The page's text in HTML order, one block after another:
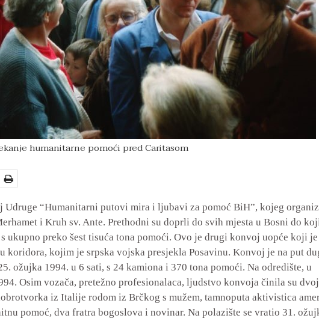
humanitarne pomoći pred Caritasom
“Humanitarni putovi mira i ljubavi za pomoć BiH”, kojeg
i Kruh sv. Ante. Prethodni su doprli do svih mjesta u Bosni do
ukupno preko šest tisuća tona pomoći. Ovo je drugi konvoj uopće koji
koridora, kojim je srpska vojska presjekla Posavinu. Konvoj je na put
ožujka 1994. u 6 sati, s 24 kamiona i 370 tona pomoći. Na odredište, u
Osim vozača, pretežno profesionalaca, ljudstvo konvoja činila su
iz Italije rodom iz Brčkog s mužem, tamnoputa aktivistica
pomoć, dva fratra bogoslova i novinar. Na polazište se vratio 31.